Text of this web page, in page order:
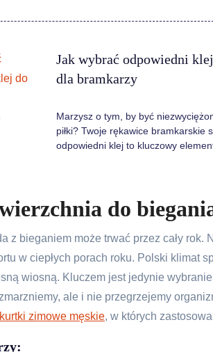
Jak wybrać odpowiedni
dla bramkarzy
Marzysz o tym, by być
piłki? Twoje rękawice bramkarskie
odpowiedni klej to kluczowy
do
z bieganiem może trwać przez cały
w ciepłych porach roku. Polski klimat
wiosną. Kluczem jest jedynie
ale i nie przegrzejemy
kurtki zimowe męskie, w których